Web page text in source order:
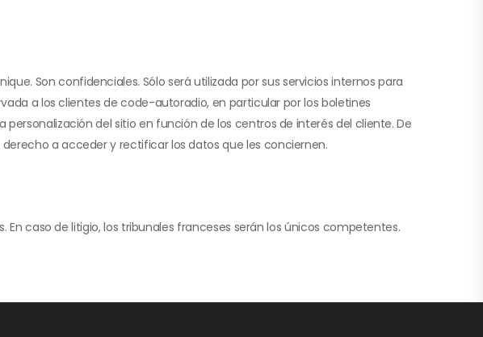
Son confidenciales. Sólo será utilizada por sus servicios internos para
a los clientes de code-autoradio, en particular por los boletines
del sitio en función de los centros de interés del cliente. De
a acceder y rectificar los datos que les conciernen.
caso de litigio, los tribunales franceses serán los únicos competentes.